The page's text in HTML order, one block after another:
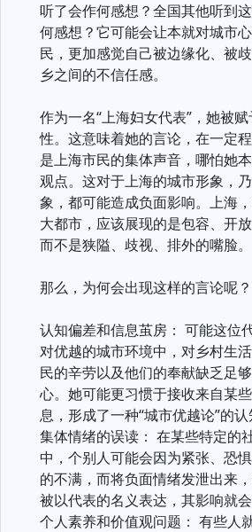
听了会作何感想？全国其他听到
何感想？它可能会让本就对城市
民，更加感觉自己被边缘化、被
乡之间的不信任感。
作为一名“上海妇女代表”，她被
性。这意味着她的言论，在一定
是上海市民的集体声音，哪怕她
观点。这对于上海的城市形象，
象，都可能造成负面影响。上海
大都市，应该展现的是包容、开
而不是狭隘、歧视、排外的嘴脸。
那么，为何会出现这样的言论呢？
认知偏差和信息茧房： 可能这位
对优越的城市环境中，对乡村生
民的辛劳以及他们的奉献缺乏足
心。她可能更习惯于接收来自某
息，形成了一种“城市优越论”的认
集体情绪的误读： 在某些特定的
中，个别人可能会因为紧张、恐
的不满，而将负面情绪发泄出来
被以代表的名义表达，其影响就会
个人素养和价值观问题： 有些人